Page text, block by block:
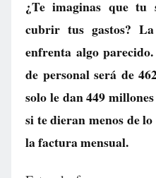
¿Te imaginas que tu
cubrir tus gastos?
enfrenta algo
de personal será de
solo le dan 449
si te dieran menos de
la factura mensual.